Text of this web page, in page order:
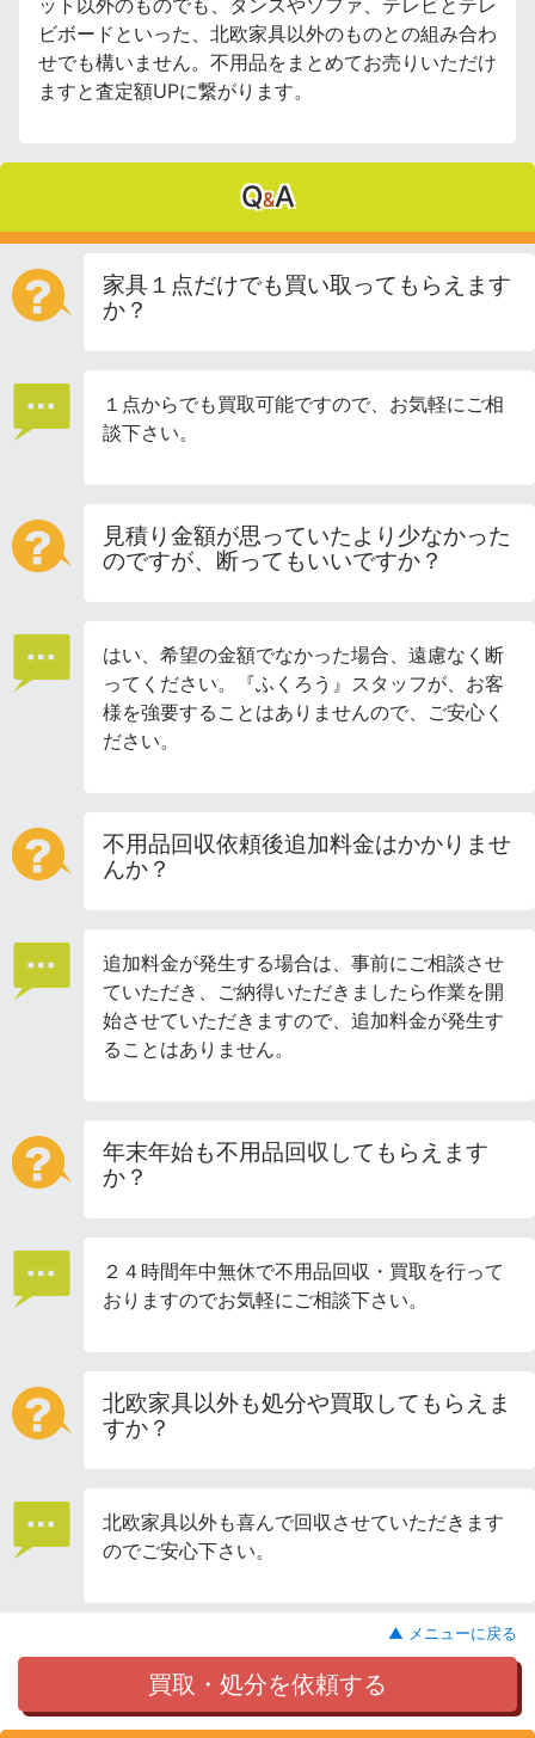
ット以外のものでも、タンスやソファ、テレビとテレ
ビボードといった、北欧家具以外のものとの組み合わ
せでも構いません。不用品をまとめてお売りいただけ
ますと査定額UPに繋がります。
Q&A
家具１点だけでも買い取ってもらえます
か？
１点からでも買取可能ですので、お気軽にご相
談下さい。
見積り金額が思っていたより少なかった
のですが、断ってもいいですか？
はい、希望の金額でなかった場合、遠慮なく断
ってください。『ふくろう』スタッフが、お客
様を強要することはありませんので、ご安心く
ださい。
不用品回収依頼後追加料金はかかりませ
んか？
追加料金が発生する場合は、事前にご相談させ
ていただき、ご納得いただきましたら作業を開
始させていただきますので、追加料金が発生す
ることはありません。
年末年始も不用品回収してもらえます
か？
２４時間年中無休で不用品回収・買取を行って
おりますのでお気軽にご相談下さい。
北欧家具以外も処分や買取してもらえま
すか？
北欧家具以外も喜んで回収させていただきます
のでご安心下さい。
▲ メニューに戻る
買取・処分を依頼する